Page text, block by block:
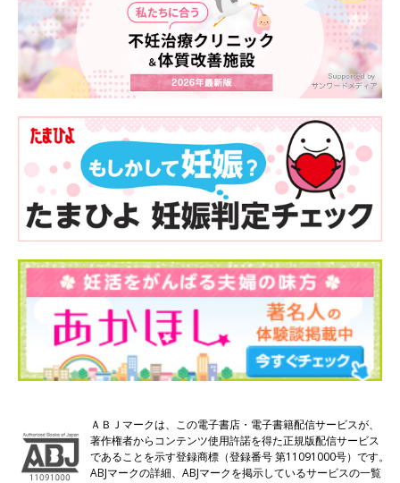
ＡＢＪマークは、この電子書店・電子書籍配信サービスが、
著作権者からコンテンツ使用許諾を得た正規版配信サービス
であることを示す登録商標（登録番号 第11091000号）です。
ABJマークの詳細、ABJマークを掲示しているサービスの一覧